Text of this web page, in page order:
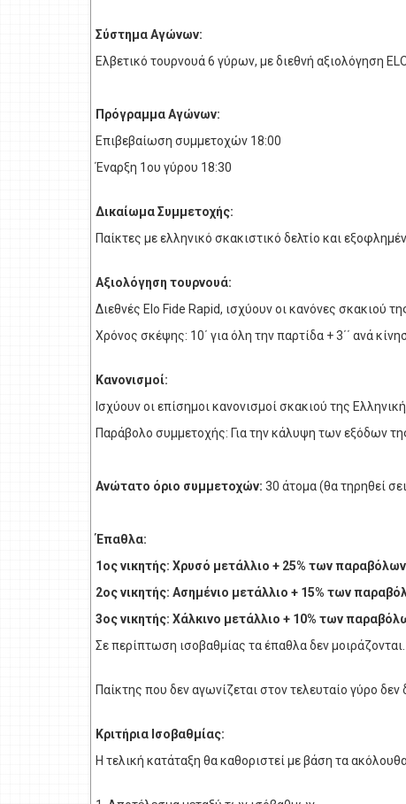
Σύστημα Αγώνων:
Ελβετικό τουρνουά 6 γύρων, με διεθνή αξιολόγηση ELO
Πρόγραμμα Αγώνων:
Επιβεβαίωση συμμετοχών 18:00
Έναρξη 1ου γύρου 18:30
Δικαίωμα Συμμετοχής:
Παίκτες με ελληνικό σκακιστικό δελτίο και
Αξιολόγηση τουρνουά:
Διεθνές Εlo Fide Rapid, ισχύουν οι κανόνες σκακιού
Χρόνος σκέψης: 10΄ για όλη την παρτίδα + 3΄΄ ανά
Κανονισμοί:
Ισχύουν οι επίσημοι κανονισμοί σκακιού της
Παράβολο συμμετοχής: Για την κάλυψη των εξόδων
Ανώτατο όριο συμμετοχών: 30 άτομα (θα τηρηθεί
Έπαθλα:
1ος νικητής: Xρυσό μετάλλιο + 25% των παραβόλων
2ος νικητής: Ασημένιο μετάλλιο + 15% των
3ος νικητής: Χάλκινο μετάλλιο + 10% των
Σε περίπτωση ισοβαθμίας τα έπαθλα δεν μοιράζονται.
Παίκτης που δεν αγωνίζεται στον τελευταίο γύρο δεν
Κριτήρια Ισοβαθμίας:
Η τελική κατάταξη θα καθοριστεί με βάση τα